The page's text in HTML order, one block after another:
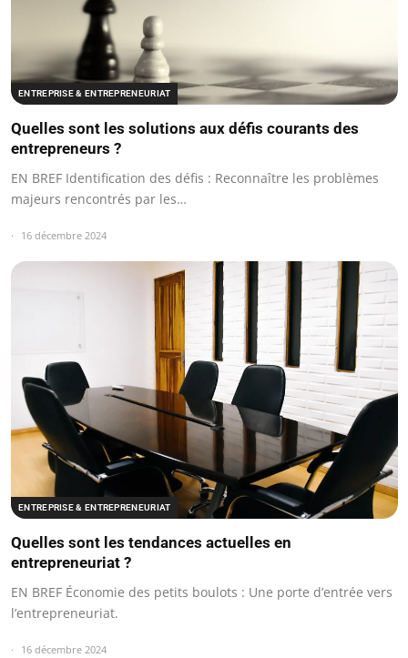
ENTREPRISE & ENTREPRENEURIAT
Quelles sont les solutions aux défis courants des
entrepreneurs ?
EN BREF Identification des défis : Reconnaître les problèmes
majeurs rencontrés par les…
16 décembre 2024
ENTREPRISE & ENTREPRENEURIAT
Quelles sont les tendances actuelles en
entrepreneuriat ?
EN BREF Économie des petits boulots : Une porte d’entrée vers
l’entrepreneuriat.
16 décembre 2024